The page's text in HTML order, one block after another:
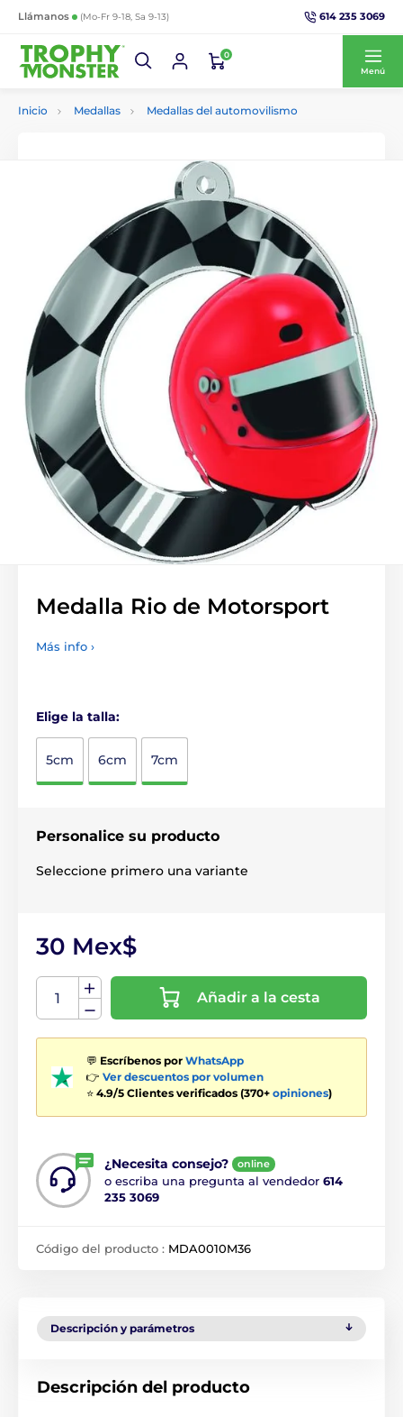
Llámanos (Mo-Fr 9-18, Sa 9-13) 614 235 3069
0
Menú
Inicio Medallas Medallas del automovilismo
Medalla Rio de Motorsport
Más info ›
Elige la talla:
5cm 6cm 7cm
Personalice su producto
Seleccione primero una variante
30 Mex$
Añadir a la cesta
💬 Escríbenos por WhatsApp
👉 Ver descuentos por volumen
⭐ 4.9/5 Clientes verificados (370+ opiniones)
¿Necesita consejo? online
o escriba una pregunta al vendedor 614
235 3069
Código del producto : MDA0010M36
Descripción y parámetros
Descripción del producto